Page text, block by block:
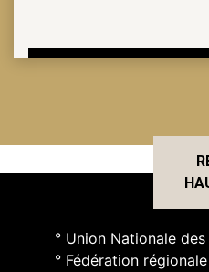
° Union Nationale des
° Fédération